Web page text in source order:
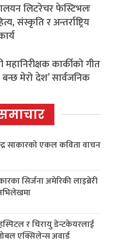
लिटरेचर फेस्टिभलः
संस्कृति र अन्तर्राष्ट्रिय
महानिरीक्षक कार्कीको गीत
मेरो देश’ सार्वजनिक
साकारको एकल कविता वाचन
सिर्जना अमेरिकी लाइब्रेरी
र चिरायु डेन्टकेयरलाई
एक्सिलेन्स अवार्ड